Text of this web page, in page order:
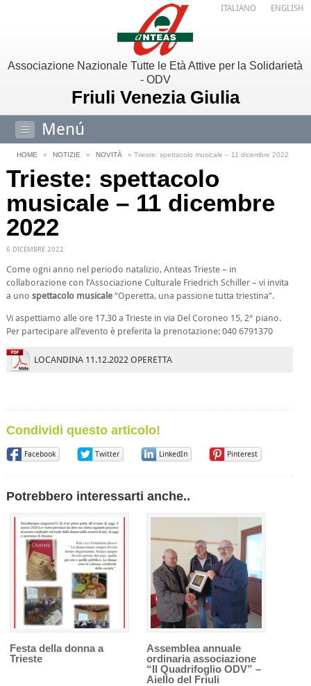
Associazione Nazionale Tutte le Età Attive per la Solidarietà
- ODV
Friuli Venezia Giulia
Menú
ITALIANO ENGLISH
HOME » NOTIZIE » NOVITÀ » Trieste: spettacolo musicale – 11 dicembre 2022
Trieste: spettacolo
musicale – 11 dicembre
2022
6 DICEMBRE 2022
Come ogni anno nel periodo natalizio, Anteas Trieste – in
collaborazione con l’Associazione Culturale Friedrich Schiller – vi invita
a uno spettacolo musicale“Operetta, una passione tutta triestina”.
Vi aspettiamo alle ore 17.30 a Trieste in via Del Coroneo 15, 2° piano.
Per partecipare all’evento è preferita la prenotazione: 040 6791370
LOCANDINA 11.12.2022 OPERETTA
Condividi questo articolo!
Facebook Twitter LinkedIn Pinterest
Potrebbero interessarti anche..
Festa della donna a
Trieste
Assemblea annuale
ordinaria associazione
“Il Quadrifoglio ODV” –
Aiello del Friuli